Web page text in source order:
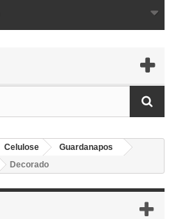
Celulose
Guardanapos
Decorado